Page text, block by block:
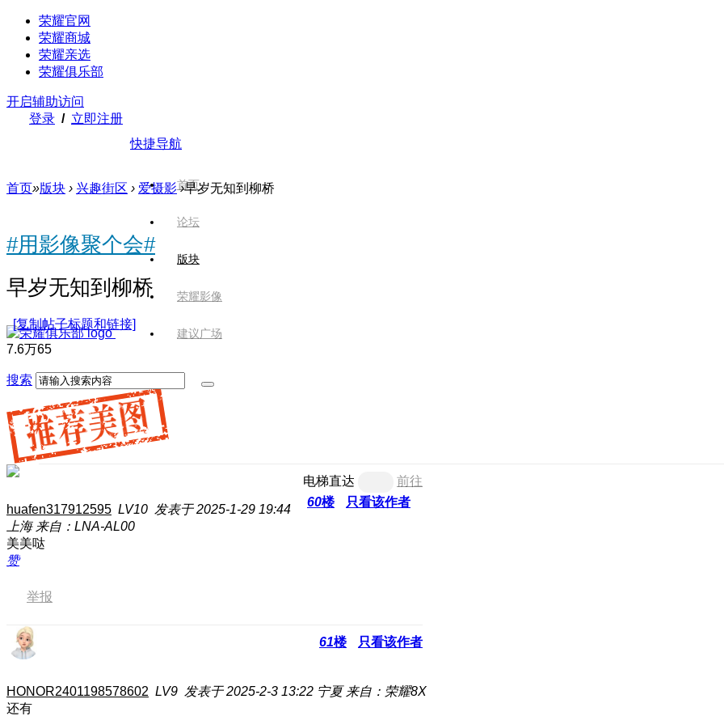
荣耀官网
荣耀商城
荣耀亲选
荣耀俱乐部
开启辅助访问
登录 / 立即注册
快捷导航
首页
论坛
版块
荣耀影像
建议广场
搜索
首页»版块 › 兴趣街区 › 爱摄影 ›早岁无知到柳桥
#用影像聚个会#
早岁无知到柳桥
[复制帖子标题和链接]
7.6万65
电梯直达
前往
60楼 只看该作者
huafen317912595 LV10 发表于 2025-1-29 19:44
上海 来自：LNA-AL00
美美哒
赞
举报
61楼 只看该作者
HONOR2401198578602 LV9 发表于 2025-2-3 13:22 宁夏 来自：荣耀8X
还有